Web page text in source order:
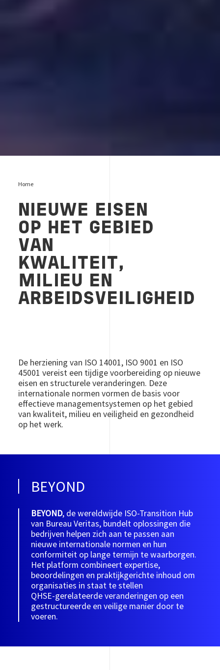
Home
NIEUWE EISEN
OP HET GEBIED
VAN
KWALITEIT,
MILIEU EN
ARBEIDSVEILIGHEID
De herziening van ISO 14001, ISO 9001 en ISO
45001 vereist een tijdige voorbereiding op nieuwe
eisen en structurele veranderingen. Deze
internationale normen vormen de basis voor
effectieve managementsystemen op het gebied
van kwaliteit, milieu en veiligheid en gezondheid
op het werk.
BEYOND
BEYOND, de wereldwijde ISO‑Transition Hub
van Bureau Veritas, bundelt oplossingen die
bedrijven helpen zich aan te passen aan
nieuwe internationale normen en hun
conformiteit op lange termijn te waarborgen.
Het platform combineert expertise,
beoordelingen en praktijkgerichte inhoud om
organisaties in staat te stellen
QHSE‑gerelateerde veranderingen op een
gestructureerde en veilige manier door te
voeren.